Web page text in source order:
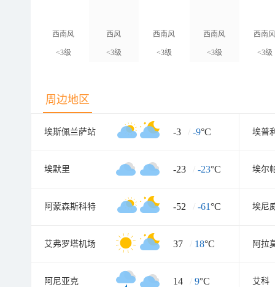
西南风
<3级
西风
<3级
西南风
<3级
西南风
<3级
西南
<3级
周边地区
埃斯佩兰萨站 -3 / -9°C 埃普
埃默里 -23 / -23°C 埃尔
阿蒙森斯科特 -52 / -61°C 埃尼
艾弗罗塔机场 37 / 18°C 阿拉
阿尼亚克 14 / 9°C 艾科